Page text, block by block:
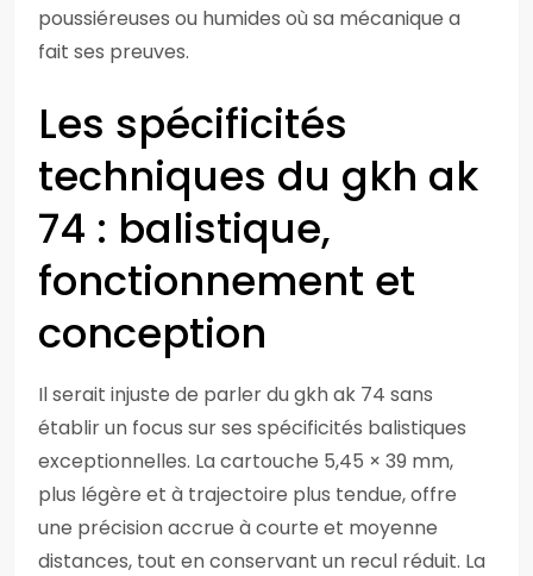
poussiéreuses ou humides où sa mécanique a
fait ses preuves.
Les spécificités
techniques du gkh ak
74 : balistique,
fonctionnement et
conception
Il serait injuste de parler du gkh ak 74 sans
établir un focus sur ses spécificités balistiques
exceptionnelles. La cartouche 5,45 × 39 mm,
plus légère et à trajectoire plus tendue, offre
une précision accrue à courte et moyenne
distances, tout en conservant un recul réduit. La